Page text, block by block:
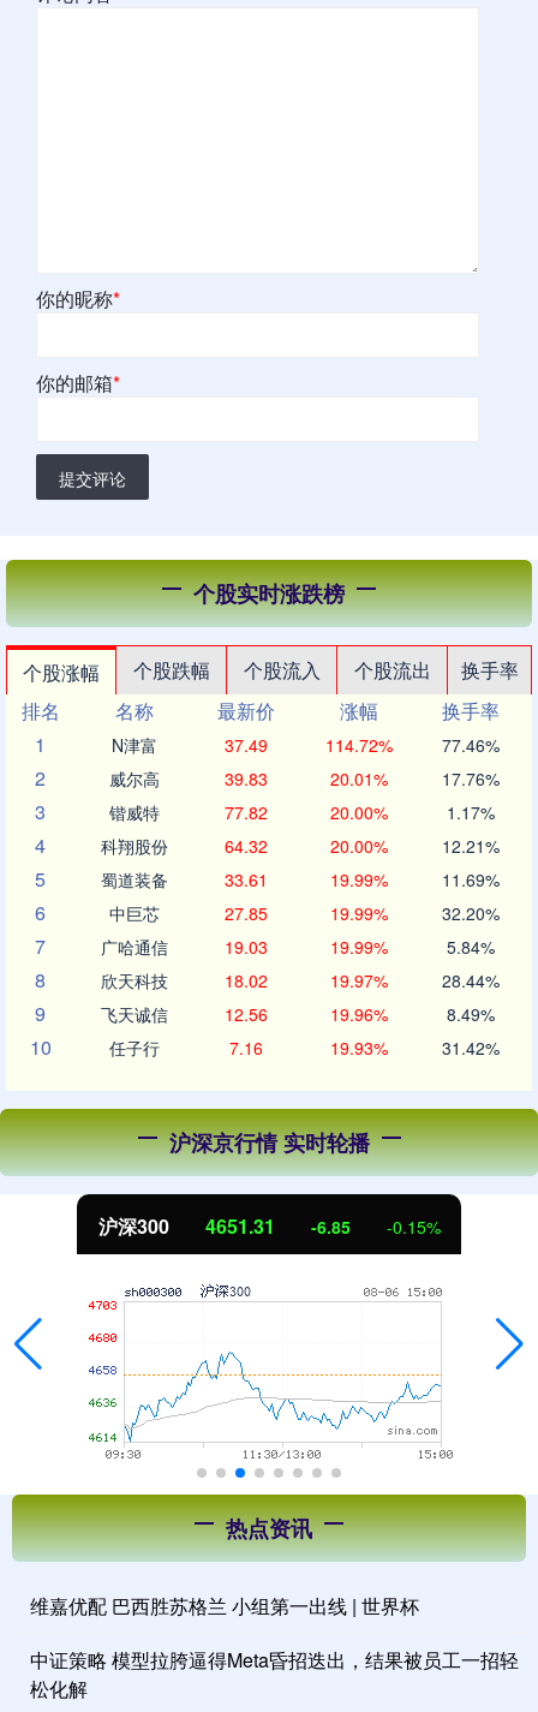
你的昵称*
你的邮箱*
提交评论
个股实时涨跌榜
个股涨幅 个股跌幅 个股流入 个股流出
换手率
排名
名称 最新价 涨幅
换手率
1
N津富 37.49 114.72% 77.46%
2 威尔高 39.83 20.01% 17.76%
3 锴威特 77.82 20.00% 1.17%
4 科翔股份 64.32 20.00% 12.21%
5 蜀道装备 33.61 19.99% 11.69%
6 中巨芯 27.85 19.99% 32.20%
7 广哈通信 19.03 19.99% 5.84%
8 欣天科技 18.02 19.97% 28.44%
9 飞天诚信 12.56 19.96% 8.49%
10 任子行 7.16 19.93% 31.42%
沪深京行情 实时轮播
北证50 1122.88 3.42 0.30%
热点资讯
维嘉优配 巴西胜苏格兰 小组第一出线 | 世界杯
中证策略 模型拉胯逼得Meta昏招迭出，结果被员工一招轻
松化解